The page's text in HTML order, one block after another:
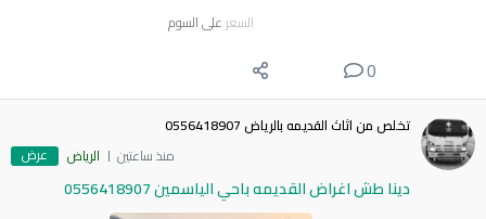
السعر على السوم
0
تخلص من اثاث القديمه بالرياض 0556418907
منذ ساعتين
الرياض عرض
دينا طش اغراض القديمه باحي الياسمين 0556418907